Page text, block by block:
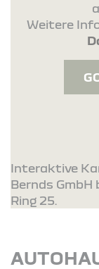
Weitere
Interaktive
Bernds
Ring 25.